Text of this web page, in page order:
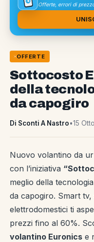
Offerte, errori di
OFFERTE
Sottocosto
della
da capogiro
Di Sconti A Nastro•15
Nuovo volantino da
con l’iniziativa
meglio della
da capogiro. Smart
elettrodomestici ti
prezzi fino al 60%.
volantino Euronics e